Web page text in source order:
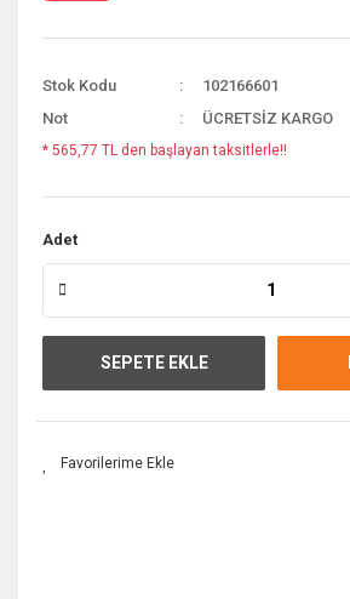
Stok Kodu
102166601
Not
ÜCRETSİZ KARGO
* 565,77 TL den başlayan taksitlerle!!
Adet
SEPETE EKLE